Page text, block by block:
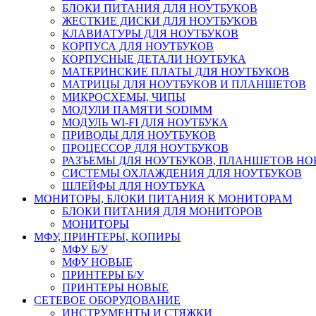
БЛОКИ ПИТАНИЯ ДЛЯ НОУТБУКОВ
ЖЕСТКИЕ ДИСКИ ДЛЯ НОУТБУКОВ
КЛАВИАТУРЫ ДЛЯ НОУТБУКОВ
КОРПУСА ДЛЯ НОУТБУКОВ
КОРПУСНЫЕ ДЕТАЛИ НОУТБУКА
МАТЕРИНСКИЕ ПЛАТЫ ДЛЯ НОУТБУКОВ
МАТРИЦЫ ДЛЯ НОУТБУКОВ И ПЛАНШЕТОВ
МИКРОСХЕМЫ, ЧИПЫ
МОДУЛИ ПАМЯТИ SODIMM
МОДУЛЬ WI-FI ДЛЯ НОУТБУКА
ПРИВОДЫ ДЛЯ НОУТБУКОВ
ПРОЦЕССОР ДЛЯ НОУТБУКОВ
РАЗЪЕМЫ ДЛЯ НОУТБУКОВ, ПЛАНШЕТОВ
СИСТЕМЫ ОХЛАЖДЕНИЯ ДЛЯ НОУТБУКОВ
ШЛЕЙФЫ ДЛЯ НОУТБУКА
МОНИТОРЫ, БЛОКИ ПИТАНИЯ К МОНИТОРАМ
БЛОКИ ПИТАНИЯ ДЛЯ МОНИТОРОВ
МОНИТОРЫ
МФУ, ПРИНТЕРЫ, КОПИРЫ
МФУ Б/У
МФУ НОВЫЕ
ПРИНТЕРЫ Б/У
ПРИНТЕРЫ НОВЫЕ
СЕТЕВОЕ ОБОРУДОВАНИЕ
ИНСТРУМЕНТЫ И СТЯЖКИ